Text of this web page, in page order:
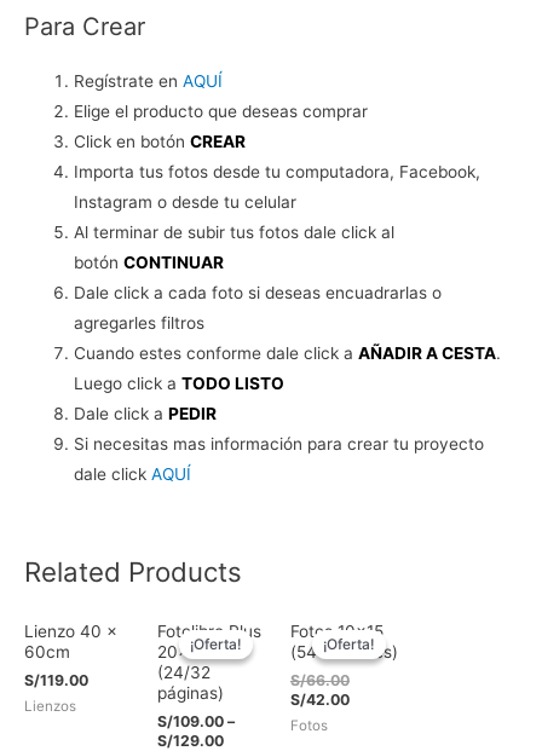
Para Crear
Regístrate enAQUÍ
Elige el producto que deseas comprar
Click en botónCREAR
Importa tus fotos desde tu computadora, Facebook,
Instagram o desde tu celular
Al terminar de subir tus fotos dale click al
botónCONTINUAR
Dale click a cada foto si deseas encuadrarlas o
agregarles filtros
Cuando estes conforme dale click aAÑADIR A CESTA.
Luego click aTODO LISTO
Dale click aPEDIR
Si necesitas mas información para crear tu proyecto
dale clickAQUÍ
Related Products
Lienzo 40 x
60cm
S/119.00
Lienzos
¡Oferta!
¡Oferta!
Fotolibro Plus
20x26cm
(24/32
páginas)
S/109.00–
S/129.00
¡Oferta!
¡Oferta!
Fotos 10×15
(54 unidades)
S/66.00El
precio
S/42.00El
Fotos